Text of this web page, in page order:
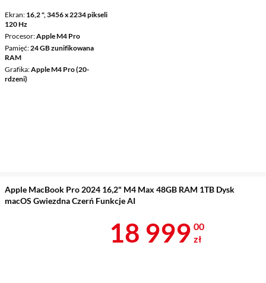
Ekran 16,2 ", 3456 x 2234 pikseli
120 Hz
Procesor Apple M4 Pro
Pamięć 24 GB zunifikowana
RAM
Grafika Apple M4 Pro (20-
rdzeni)
Apple MacBook Pro 2024 16,2" M4 Max 48GB RAM 1TB Dysk
macOS Gwiezdna Czerń Funkcje AI
Cena 18 999
18 999 00
zł